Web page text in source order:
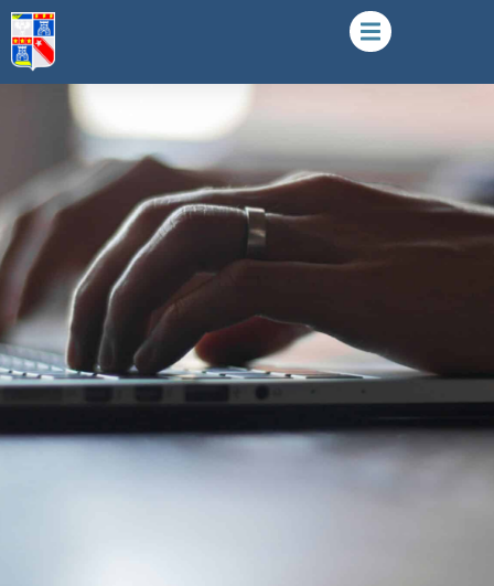
Consultation du cadastre